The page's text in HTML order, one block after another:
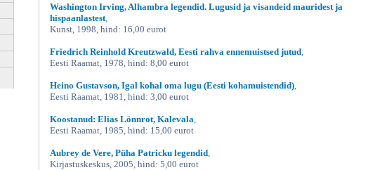
Washington Irving, Alhambra legendid. Lugusid ja visandeid mauridest ja
hispaanlastest
Kunst, 1998, hind: 16,00 eurot
Friedrich Reinhold Kreutzwald, Eesti rahva ennemuistsed jutud
Eesti Raamat, 1978, hind: 8,00 eurot
Heino Gustavson, Igal kohal oma lugu (Eesti kohamuistendid)
Eesti Raamat, 1981, hind: 3,00 eurot
Koostanud: Elias Lönnrot, Kalevala
Eesti Raamat, 1985, hind: 15,00 eurot
Aubrey de Vere, Püha Patricku legendid
Kirjastuskeskus, 2005, hind: 5,00 eurot